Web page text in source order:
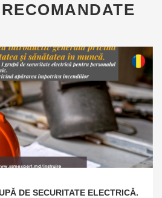
DE SECURITATE ELECTRICĂ.